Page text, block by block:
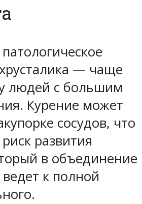
— чаще
у людей с большим
Курение может
сосудов, что
развития
в объединение
ведет к полной